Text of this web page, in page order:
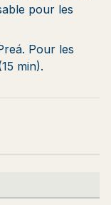
pour les
Pour les
min).